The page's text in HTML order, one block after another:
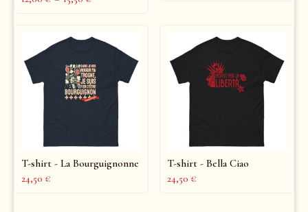
T-shirt - La Bourguignonne
24,50 €
T-shirt - Bella Ciao
24,50 €